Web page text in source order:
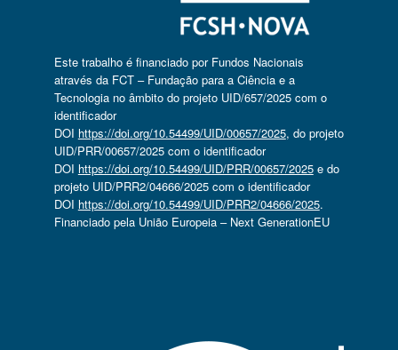
Este trabalho é financiado por Fundos Nacionais
através da FCT – Fundação para a Ciência e a
Tecnologia no âmbito do projeto UID/657/2025 com o
identificador
DOI https://doi.org/10.54499/UID/00657/2025, do projeto
UID/PRR/00657/2025 com o identificador
DOI https://doi.org/10.54499/UID/PRR/00657/2025e do
projeto UID/PRR2/04666/2025 com o identificador
DOI https://doi.org/10.54499/UID/PRR2/04666/2025.
Financiado pela União Europeia – Next GenerationEU